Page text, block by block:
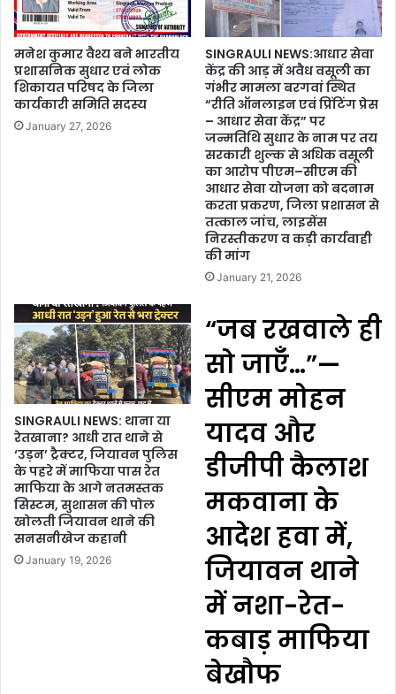
मनेश कुमार वैश्य बने भारतीय
प्रशासनिक सुधार एवं लोक
शिकायत परिषद के जिला
कार्यकारी समिति सदस्य
January 27, 2026
SINGRAULI NEWS:आधार सेवा
केंद्र की आड़ में अवैध वसूली का
गंभीर मामला बरगवां स्थित
“रीति ऑनलाइन एवं प्रिंटिंग प्रेस
– आधार सेवा केंद्र” पर
जन्मतिथि सुधार के नाम पर तय
सरकारी शुल्क से अधिक वसूली
का आरोप पीएम–सीएम की
आधार सेवा योजना को बदनाम
करता प्रकरण, जिला प्रशासन से
तत्काल जांच, लाइसेंस
निरस्तीकरण व कड़ी कार्यवाही
की मांग
January 21, 2026
SINGRAULI NEWS: थाना या
रेतखाना? आधी रात थाने से
‘उड़न’ ट्रैक्टर, जियावन पुलिस
के पहरे में माफिया पास रेत
माफिया के आगे नतमस्तक
सिस्टम, सुशासन की पोल
खोलती जियावन थाने की
सनसनीखेज कहानी
January 19, 2026
“जब रखवाले ही
सो जाएँ…”—
सीएम मोहन
यादव और
डीजीपी कैलाश
मकवाना के
आदेश हवा में,
जियावन थाने
में नशा-रेत-
कबाड़ माफिया
बेखौफ